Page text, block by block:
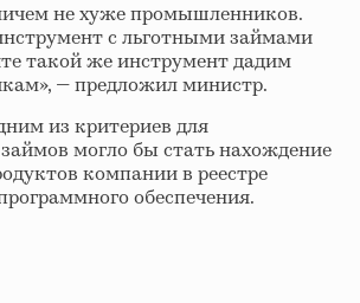
не хуже промышленников.
с льготными займами
такой же инструмент дадим
— предложил министр.
из критериев для
могло бы стать нахождение
компании в реестре
обеспечения.